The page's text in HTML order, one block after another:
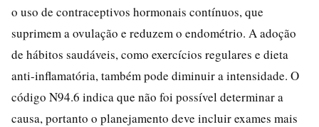
o uso de contraceptivos hormonais contínuos, que
suprimem a ovulação e reduzem o endométrio. A adoção
de hábitos saudáveis, como exercícios regulares e dieta
anti-inflamatória, também pode diminuir a intensidade. O
código N94.6 indica que não foi possível determinar a
causa, portanto o planejamento deve incluir exames mais